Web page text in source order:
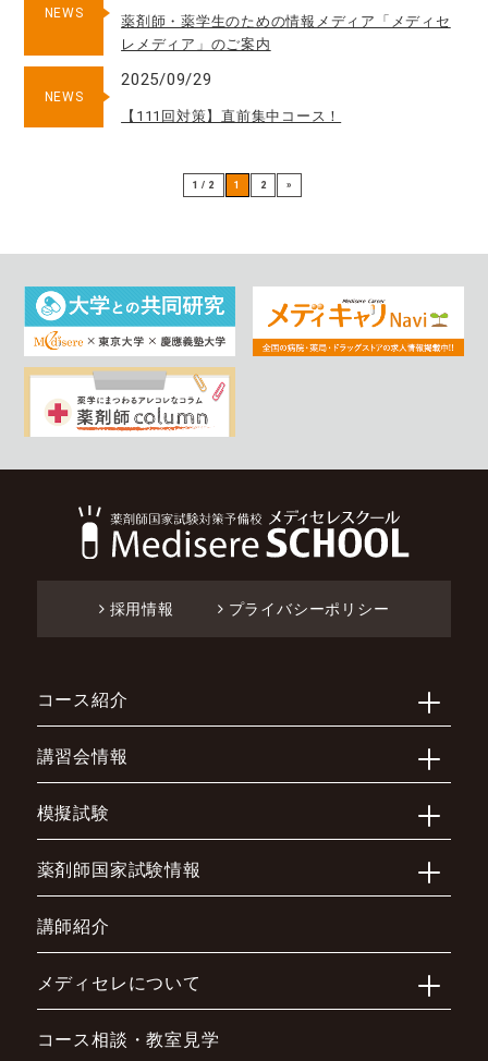
NEWS
薬剤師・薬学生のための情報メディア「メディセ
レメディア」のご案内
NEWS
2025/09/29
【111回対策】直前集中コース！
1 / 2 1 2 »
採用情報 プライバシーポリシー
コース紹介
講習会情報
模擬試験
薬剤師国家試験情報
講師紹介
メディセレについて
コース相談・教室見学